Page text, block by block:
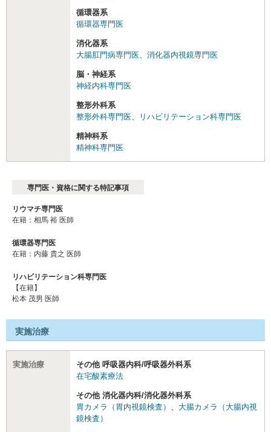
循環器系
循環器専門医
消化器系
大腸肛門病専門医
消化器内視鏡専門医
脳・神経系
神経内科専門医
整形外科系
整形外科専門医
リハビリテーション科専門医
精神科系
精神科専門医
専門医・資格に関する特記事項
リウマチ専門医
在籍：相馬 裕 医師
循環器専門医
在籍：内藤 貴之 医師
リハビリテーション科専門医
【在籍】
松本 茂男 医師
実施治療
実施治療
その他 呼吸器内科/呼吸器外科系
在宅酸素療法
その他 消化器内科/消化器外科系
胃カメラ（胃内視鏡検査）
大腸カメラ（大腸内視
鏡検査）